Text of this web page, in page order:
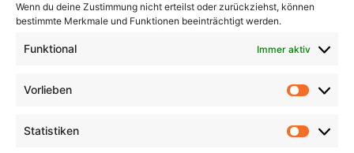
Wenn du deine Zustimmung nicht erteilst oder zurückziehst, können
bestimmte Merkmale und Funktionen beeinträchtigt werden.
Funktional Immer aktiv
Vorlieben
Statistiken
Search
Search